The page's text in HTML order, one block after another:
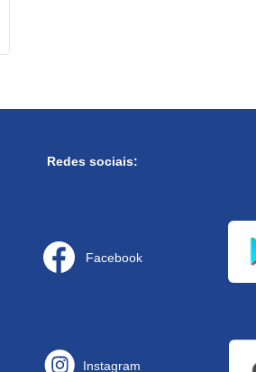
Redes sociais:
Facebook
Instagram